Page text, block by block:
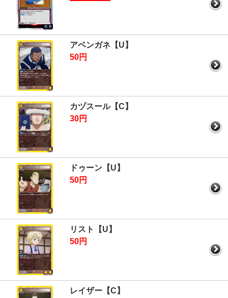
アベンガネ【U】
50円
カヅスール【C】
30円
ドゥーン【U】
50円
リスト【U】
50円
レイザー【C】